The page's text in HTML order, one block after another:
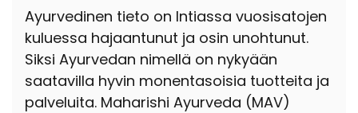
Ayurvedinen tieto on Intiassa vuosisatojen
kuluessa hajaantunut ja osin unohtunut.
Siksi Ayurvedan nimellä on nykyään
saatavilla hyvin monentasoisia tuotteita ja
palveluita. Maharishi Ayurveda (MAV)